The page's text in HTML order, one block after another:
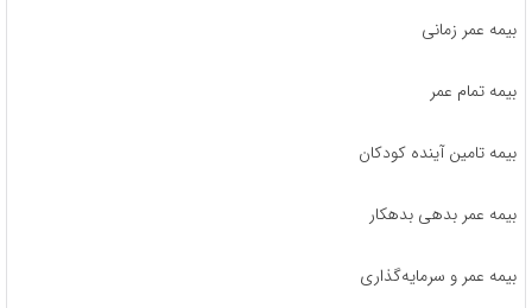
بیمه عمر زمانی
بیمه تمام عمر
بیمه تامین آینده کودکان
بیمه عمر بدهی بدهکار
بیمه عمر و سرمایه‌گذاری